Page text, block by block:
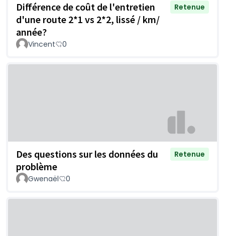
Différence de coût de l'entretien
d'une route 2*1 vs 2*2, lissé / km/
année?
Retenue
Vincent 0
Des questions sur les données du
problème
Retenue
Gwenaël 0